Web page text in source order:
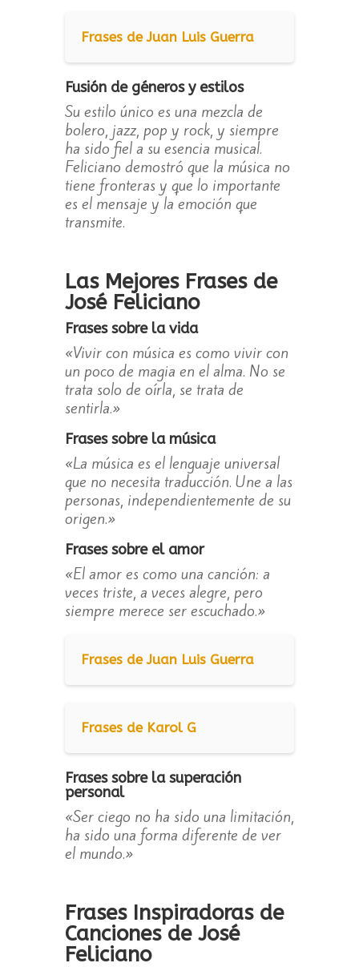
Frases de Juan Luis Guerra
Fusión de géneros y estilos
Su estilo único es una mezcla de
bolero, jazz, pop y rock, y siempre
ha sido fiel a su esencia musical.
Feliciano demostró que la música no
tiene fronteras y que lo importante
es el mensaje y la emoción que
transmite.
Las Mejores Frases de
José Feliciano
Frases sobre la vida
«Vivir con música es como vivir con
un poco de magia en el alma. No se
trata solo de oírla, se trata de
sentirla.»
Frases sobre la música
«La música es el lenguaje universal
que no necesita traducción. Une a las
personas, independientemente de su
origen.»
Frases sobre el amor
«El amor es como una canción: a
veces triste, a veces alegre, pero
siempre merece ser escuchado.»
Frases de Juan Luis Guerra
Frases de Karol G
Frases sobre la superación
personal
«Ser ciego no ha sido una limitación,
ha sido una forma diferente de ver
el mundo.»
Frases Inspiradoras de
Canciones de José
Feliciano